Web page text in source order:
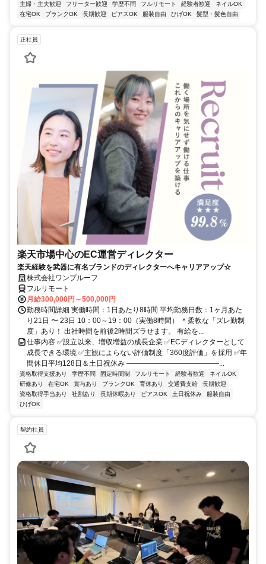
主婦・主夫歓迎 フリーター歓迎 学歴不問 フルリモート 経験者歓迎
ネイルOK
在宅OK
ブランクOK 長期歓迎 ピアスOK 服装自由 ひげOK 髪型・髪色自由
正社員
楽天市場中心のEC運営ディレクター
楽天経験を武器に有名ブランドのディレクターへキャリアアップ☆
株式会社ワンプルーフ
フルリモート
月給300,000円～500,000円
勤務時間詳細 実働時間：1日あたり8時間 平均勤務日数：1ヶ月あた
り21日 〜 23日 10：00～19：00（実働8時間） ＊柔軟な「ズレ勤制
度」あり！ 出社時間を前後2時間ズラせます。 有給を...
仕事内容 ✅設立以来、増収増益の成長企業 ✅ECディレクターとして
成長できる環境 ✅主観によらない評価制度「360度評価」を採用 ✅年
間休日平均128日＆土日祝休み ―――――――――――――...
資格取得支援あり 学歴不問 固定時間制 フルリモート 経験者歓迎
ネイルOK
研修あり
在宅OK 賞与あり ブランクOK 育休あり 交通費支給
長期歓迎
資格取得手当あり
社割あり 長期休暇あり ピアスOK 土日祝休み
服装自由
ひげOK
契約社員